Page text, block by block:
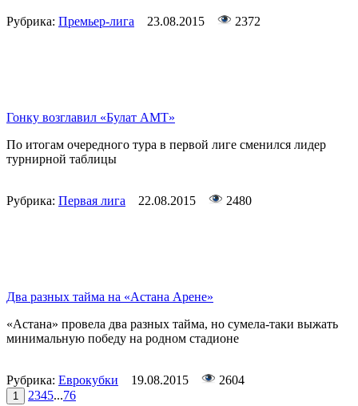
Рубрика: Премьер-лига 23.08.2015 2372
Гонку возглавил «Булат АМТ»
По итогам очередного тура в первой лиге сменился лидер
турнирной таблицы
Рубрика: Первая лига 22.08.2015 2480
Два разных тайма на «Астана Арене»
«Астана» провела два разных тайма, но сумела-таки выжать
минимальную победу на родном стадионе
Рубрика: Еврокубки 19.08.2015 2604
1 2345...76